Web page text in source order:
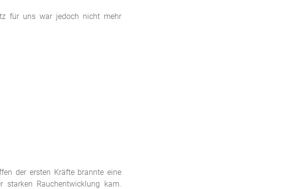
für uns war jedoch nicht mehr
der ersten Kräfte brannte eine
starken Rauchentwicklung kam.